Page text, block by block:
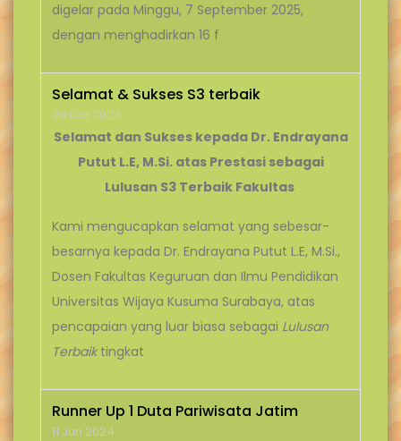
digelar pada Minggu, 7 September 2025,
dengan menghadirkan 16 f
Selamat & Sukses S3 terbaik
28 Oct 2024
Selamat dan Sukses kepada Dr. Endrayana
Putut L.E, M.Si. atas Prestasi sebagai
Lulusan S3 Terbaik Fakultas
Kami mengucapkan selamat yang sebesar-
besarnya kepada Dr. Endrayana Putut L.E, M.Si.,
Dosen Fakultas Keguruan dan Ilmu Pendidikan
Universitas Wijaya Kusuma Surabaya, atas
pencapaian yang luar biasa sebagai Lulusan
Terbaiktingkat
Runner Up 1 Duta Pariwisata Jatim
11 Jun 2024